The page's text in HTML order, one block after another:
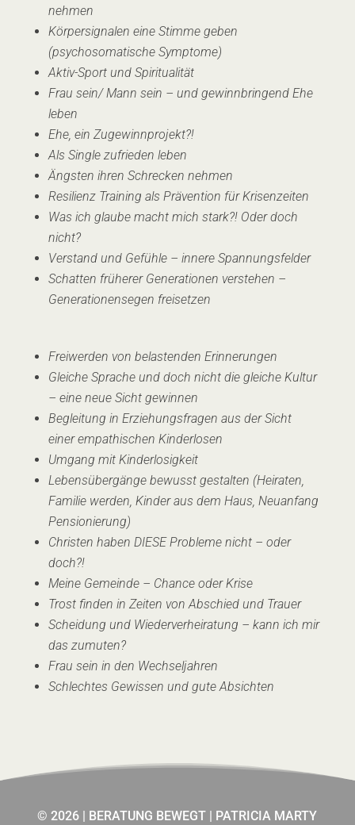
nehmen
Körpersignalen eine Stimme geben
(psychosomatische Symptome)
Aktiv-Sport und Spiritualität
Frau sein/ Mann sein – und gewinnbringend Ehe
leben
Ehe, ein Zugewinnprojekt?!
Als Single zufrieden leben
Ängsten ihren Schrecken nehmen
Resilienz Training als Prävention für Krisenzeiten
Was ich glaube macht mich stark?! Oder doch
nicht?
Verstand und Gefühle – innere Spannungsfelder
Schatten früherer Generationen verstehen –
Generationensegen freisetzen
Freiwerden von belastenden Erinnerungen
Gleiche Sprache und doch nicht die gleiche Kultur
– eine neue Sicht gewinnen
Begleitung in Erziehungsfragen aus der Sicht
einer empathischen Kinderlosen
Umgang mit Kinderlosigkeit
Lebensübergänge bewusst gestalten (Heiraten,
Familie werden, Kinder aus dem Haus, Neuanfang
Pensionierung)
Christen haben DIESE Probleme nicht – oder
doch?!
Meine Gemeinde – Chance oder Krise
Trost finden in Zeiten von Abschied und Trauer
Scheidung und Wiederverheiratung – kann ich mir
das zumuten?
Frau sein in den Wechseljahren
Schlechtes Gewissen und gute Absichten
© 2026 | BERATUNG BEWEGT | PATRICIA MARTY